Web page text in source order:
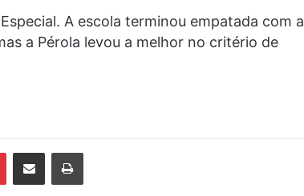
A escola terminou empatada com a
a Pérola levou a melhor no critério de
PinterestCompartilhar via e-mail Imprimir